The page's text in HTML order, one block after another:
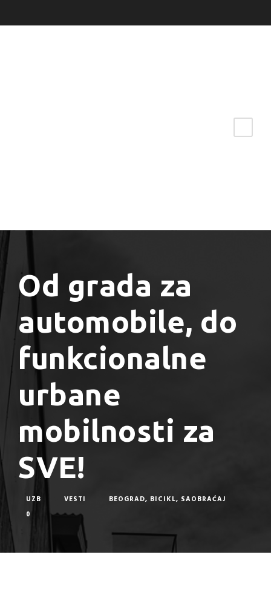
Od grada za
automobile, do
funkcionalne
urbane
mobilnosti za
SVE!
UZB VESTI BEOGRAD, BICIKL, SAOBRAĆAJ
0